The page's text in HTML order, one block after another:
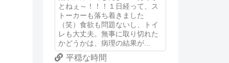
とねぇ～！！！１日経って、ス
トーカーも落ち着きました
（笑）食欲も問題ないし、トイ
レも大丈夫。無事に取り切れた
かどうかは、病理の結果が...
平穏な時間